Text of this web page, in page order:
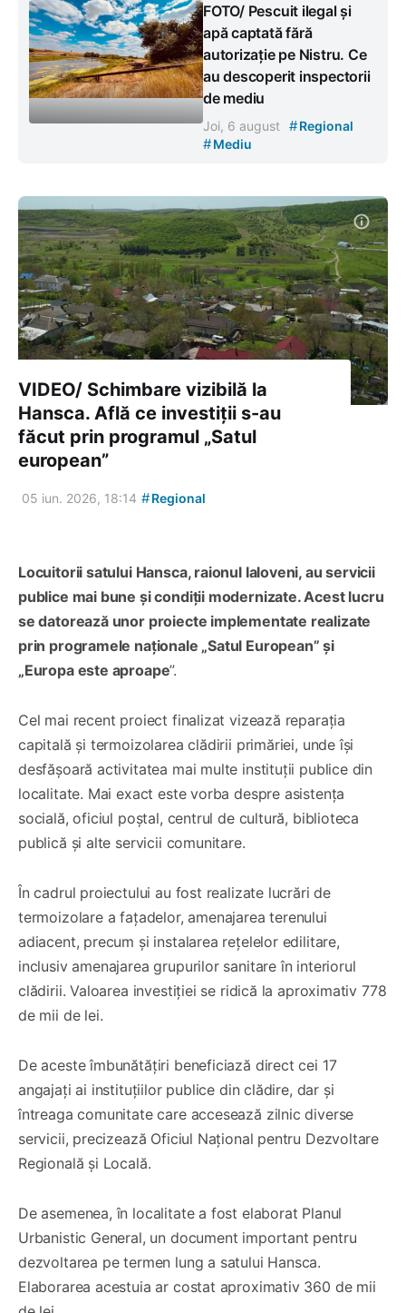
FOTO/ Pescuit ilegal și
apă captată fără
autorizație pe Nistru. Ce
au descoperit inspectorii
de mediu
Joi, 6 august #Regional
#Mediu
VIDEO/ Schimbare vizibilă la
Hansca. Află ce investiții s-au
făcut prin programul „Satul
european”
05 iun. 2026, 18:14 #Regional
Locuitorii satului Hansca, raionul Ialoveni, au servicii
publice mai bune și condiții modernizate. Acest lucru
se datorează unor proiecte implementate realizate
prin programele naționale „Satul European” și
„Europa este aproape”.
Cel mai recent proiect finalizat vizează reparația
capitală și termoizolarea clădirii primăriei, unde își
desfășoară activitatea mai multe instituții publice din
localitate. Mai exact este vorba despre asistența
socială, oficiul poștal, centrul de cultură, biblioteca
publică și alte servicii comunitare.
În cadrul proiectului au fost realizate lucrări de
termoizolare a fațadelor, amenajarea terenului
adiacent, precum și instalarea rețelelor edilitare,
inclusiv amenajarea grupurilor sanitare în interiorul
clădirii. Valoarea investiției se ridică la aproximativ 778
de mii de lei.
De aceste îmbunătățiri beneficiază direct cei 17
angajați ai instituțiilor publice din clădire, dar și
întreaga comunitate care accesează zilnic diverse
servicii, precizează Oficiul Național pentru Dezvoltare
Regională și Locală.
De asemenea, în localitate a fost elaborat Planul
Urbanistic General, un document important pentru
dezvoltarea pe termen lung a satului Hansca.
Elaborarea acestuia ar costat aproximativ 360 de mii